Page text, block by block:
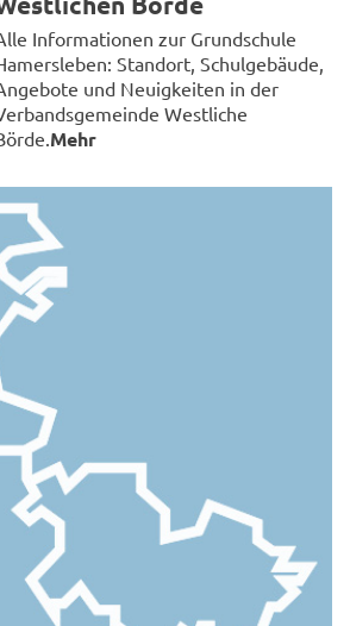
Informationen zur Grundschule
Standort, Schulgebäude,
und Neuigkeiten in der
Westliche
Mehr